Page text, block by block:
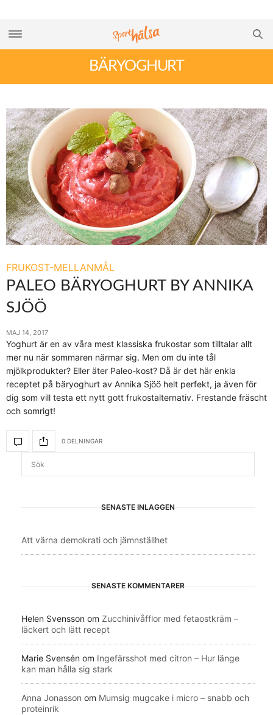
BÄRYOGHURT
FRUKOST-MELLANMÅL
PALEO BÄRYOGHURT BY ANNIKA
SJÖÖ
MAJ 14, 2017
Yoghurt är en av våra mest klassiska frukostar som tilltalar allt
mer nu när sommaren närmar sig. Men om du inte tål
mjölkprodukter? Eller äter Paleo-kost? Då är det här enkla
receptet på bäryoghurt av Annika Sjöö helt perfekt, ja även för
dig som vill testa ett nytt gott frukostalternativ. Frestande fräscht
och somrigt!
0 DELNINGAR
SENASTE INLÄGGEN
Att värna demokrati och jämnställhet
SENASTE KOMMENTARER
Helen Svensson om Zucchinivåfflor med fetaostkräm –
läckert och lätt recept
Marie Svensén om Ingefärsshot med citron – Hur länge
kan man hålla sig stark
Anna Jonasson om Mumsig mugcake i micro – snabb och
proteinrik